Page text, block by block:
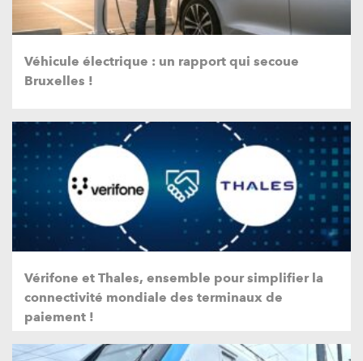
Véhicule électrique : un rapport qui secoue
Bruxelles !
Vérifone et Thales, ensemble pour simplifier la
connectivité mondiale des terminaux de
paiement !